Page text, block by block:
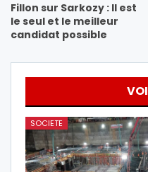
Fillon sur Sarkozy : Il est
le seul et le meilleur
candidat possible
SOCIETE